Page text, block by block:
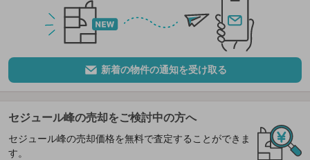
新着の物件の通知を受け取る
セジュール峰の売却をご検討中の方へ
セジュール峰の売却価格を無料で査定することができま
す。